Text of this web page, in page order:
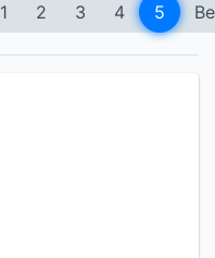
1 2 3 4 5